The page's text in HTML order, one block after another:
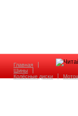
Главная
Шины
Колёсные диски